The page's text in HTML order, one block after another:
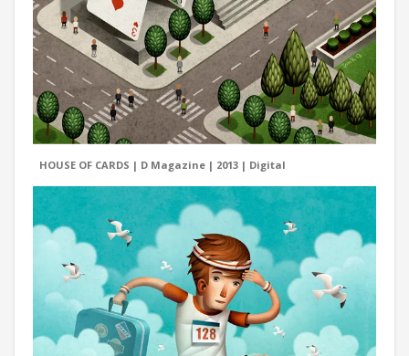
HOUSE OF CARDS | D Magazine | 2013 | Digital